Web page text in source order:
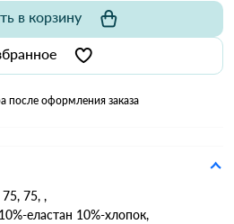
в корзину
после оформления заказа
75, ,
еластан 10%-хлопок,